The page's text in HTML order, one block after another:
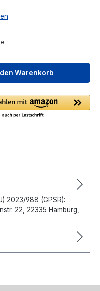
den Warenkorb
2023/988 (GPSR):
22, 22335 Hamburg,